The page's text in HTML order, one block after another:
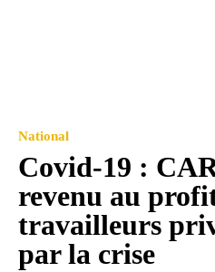
National
Covid-19 :
revenu au
travailleurs
par la crise